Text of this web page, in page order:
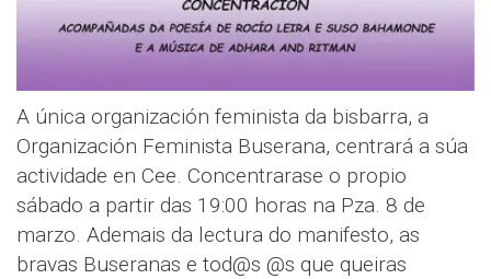
A única organización feminista da bisbarra, a
Organización Feminista Buserana, centrará a súa
actividade en Cee. Concentrarase o propio
sábado a partir das 19:00 horas na Pza. 8 de
marzo. Ademais da lectura do manifesto, as
bravas Buseranas e tod@s @s que queiras